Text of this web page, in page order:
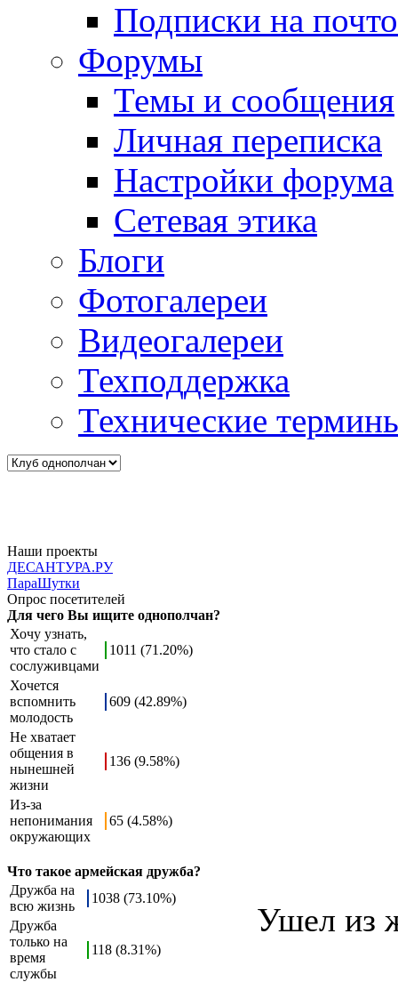
Подписки на
Форумы
Темы и сообщения
Личная переписка
Настройки форума
Сетевая этика
Блоги
Фотогалереи
Видеогалереи
Техподдержка
Технические
Наши проекты
ДЕСАНТУРА.РУ
ПараШутки
Опрос посетителей
Для чего Вы ищите однополчан?
Хочу узнать,
что стало с
сослуживцами
1011 (71.20%)
Хочется
вспомнить
молодость
609 (42.89%)
Не хватает
общения в
нынешней
жизни
136 (9.58%)
Из-за
непонимания
окружающих
65 (4.58%)
Что такое армейская дружба?
Дружба на
всю жизнь
1038 (73.10%)
Дружба
только на
время
службы
118 (8.31%)
Ушел из